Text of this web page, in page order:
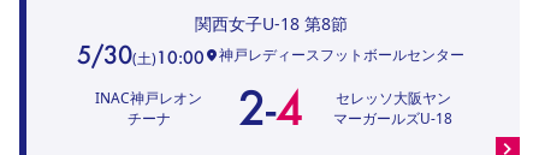
関西女子U-18 第8節
5/30(土)10:00 神戸レディースフットボールセンター
セレッソ大阪ヤン
マーガールズU-18
4
-
2
INAC神戸レオン
チーナ